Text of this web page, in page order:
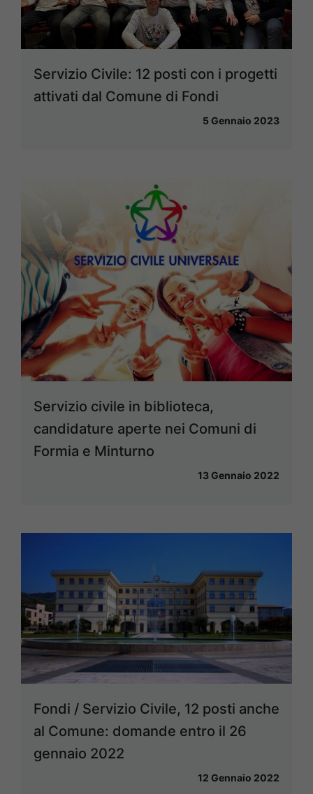
Servizio Civile: 12 posti con i progetti
attivati dal Comune di Fondi
5 Gennaio 2023
Servizio civile in biblioteca,
candidature aperte nei Comuni di
Formia e Minturno
13 Gennaio 2022
Fondi / Servizio Civile, 12 posti anche
al Comune: domande entro il 26
gennaio 2022
12 Gennaio 2022